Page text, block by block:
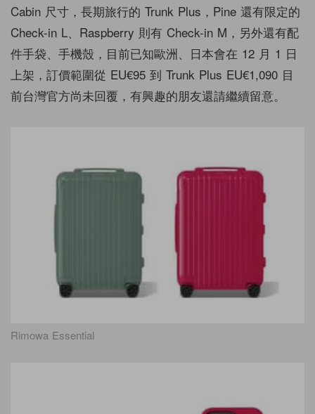
Cabin 尺寸，長期旅行的 Trunk Plus，Pine 還有限定的
Check-in L、Raspberry 則有 Check-in M，另外還有配
件手袋、手機殼，目前已知歐洲、日本會在 12 月 1 日
上架，訂價範圍從 EU€95 到 Trunk Plus EU€1,090 目
前台灣官方尚未回覆，有興趣的朋友還請繼續留意。
Rimowa Essential